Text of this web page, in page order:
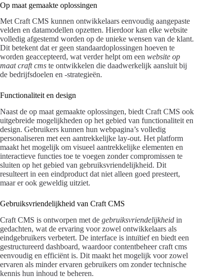
Op maat gemaakte oplossingen
Met Craft CMS kunnen ontwikkelaars eenvoudig aangepaste
velden en datamodellen opzetten. Hierdoor kan elke website
volledig afgestemd worden op de unieke wensen van de klant.
Dit betekent dat er geen standaardoplossingen hoeven te
worden geaccepteerd, wat verder helpt om een website op
maat craft cms te ontwikkelen die daadwerkelijk aansluit bij
de bedrijfsdoelen en -strategieën.
Functionaliteit en design
Naast de op maat gemaakte oplossingen, biedt Craft CMS ook
uitgebreide mogelijkheden op het gebied van functionaliteit en
design. Gebruikers kunnen hun webpagina’s volledig
personaliseren met een aantrekkelijke lay-out. Het platform
maakt het mogelijk om visueel aantrekkelijke elementen en
interactieve functies toe te voegen zonder compromissen te
sluiten op het gebied van gebruiksvriendelijkheid. Dit
resulteert in een eindproduct dat niet alleen goed presteert,
maar er ook geweldig uitziet.
Gebruiksvriendelijkheid van Craft CMS
Craft CMS is ontworpen met de gebruiksvriendelijkheid in
gedachten, wat de ervaring voor zowel ontwikkelaars als
eindgebruikers verbetert. De interface is intuïtief en biedt een
gestructureerd dashboard, waardoor contentbeheer craft cms
eenvoudig en efficiënt is. Dit maakt het mogelijk voor zowel
ervaren als minder ervaren gebruikers om zonder technische
kennis hun inhoud te beheren.